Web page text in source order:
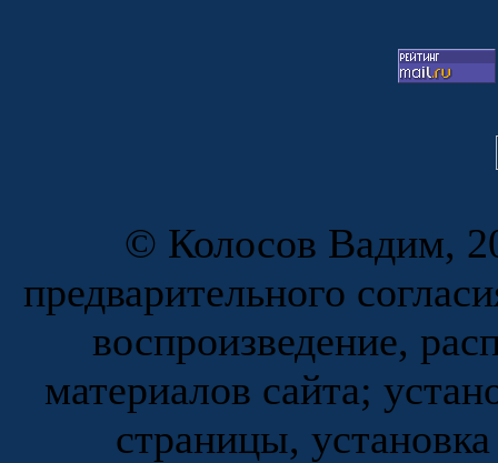
© Колосов Вадим,
предварительного
воспроизведение,
материалов сайта;
страницы,